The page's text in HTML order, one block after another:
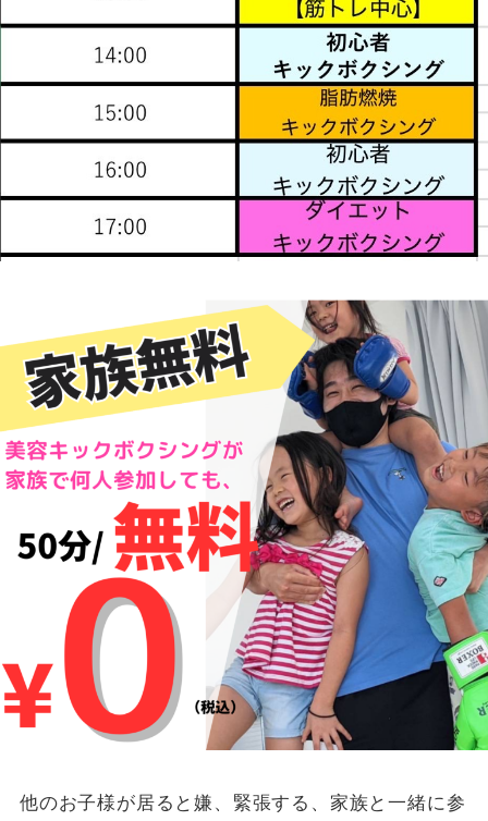
他のお子様が居ると嫌、緊張する、家族と一緒に参